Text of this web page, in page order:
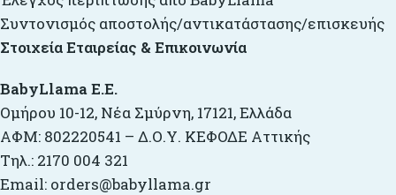
Συντονισμός αποστολής/αντικατάστασης/επισκευής
Στοιχεία Εταιρείας & Επικοινωνία
BabyLlama E.E.
Ομήρου 10-12, Νέα Σμύρνη, 17121, Ελλάδα
ΑΦΜ: 802220541 – Δ.Ο.Υ. ΚΕΦΟΔΕ Αττικής
Τηλ.: 2170 004 321
Email: orders@babyllama.gr